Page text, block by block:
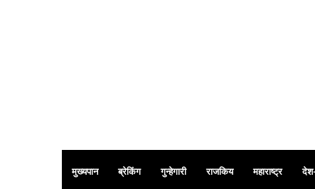
मुख्यपान ब्रेकिंग गुन्हेगारी राजकिय महाराष्ट्र